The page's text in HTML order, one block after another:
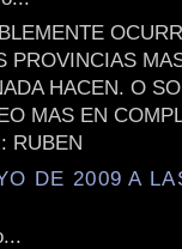
PROVINCIAS
HACEN. O
MAS EN
RUBEN
DE 2009 A